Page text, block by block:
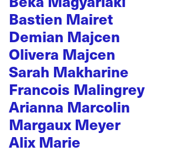
Bastien Mairet
Demian Majcen
Olivera Majcen
Sarah Makharine
Francois Malingrey
Arianna Marcolin
Margaux Meyer
Alix Marie